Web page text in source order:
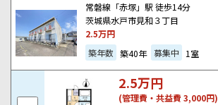
常磐線「赤塚」駅 徒歩14分
茨城県水戸市見和３丁目
2.5万円
築年数 築40年 募集中 1室
2.5万円
(管理費・共益費 3,000円)